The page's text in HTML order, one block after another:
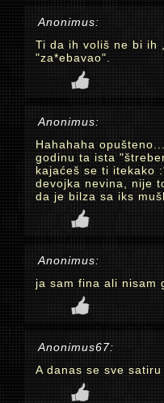
Anonimus:
Ti da ih voliš ne bi ih
"za*ebavao".
Anonimus:
Hahahaha
godinu ta ista
kajaćeš se ti itekako
devojka nevina, nije
da je bilza sa iks
Anonimus:
ja sam fina ali nisam
Anonimus67:
A danas se sve